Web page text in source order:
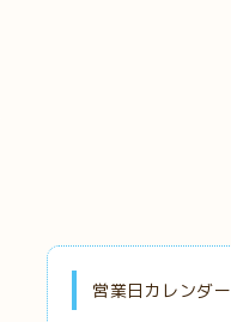
営業日カレンダー